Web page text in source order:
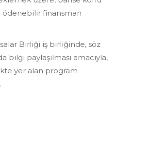
ödenebilir finansman
Birliği iş birliğinde, söz
bilgi paylaşılması amacıyla,
yer alan program